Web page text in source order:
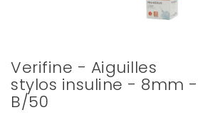
Verifine - Aiguilles
stylos insuline - 8mm -
B/50